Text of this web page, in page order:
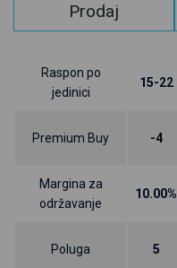
Prodaj
Raspon po
jedinici
15-22
Premium Buy -4
Margina za
održavanje
10.00%
Poluga 5